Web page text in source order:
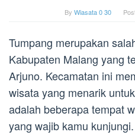
By Wiasata 0 30
Tumpang merupakan
Kabupaten Malang yang
Arjuno. Kecamatan ini
wisata yang menarik
adalah beberapa tempat
yang wajib kamu kunjungi.